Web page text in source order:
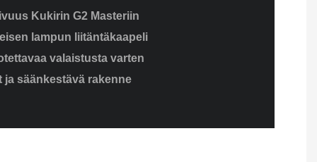
Kukirin G2 Masteriin
lampun liitäntäkaapeli
valaistusta varten
säänkestävä rakenne